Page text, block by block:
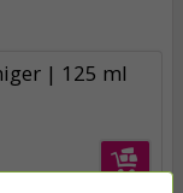
| 125 ml